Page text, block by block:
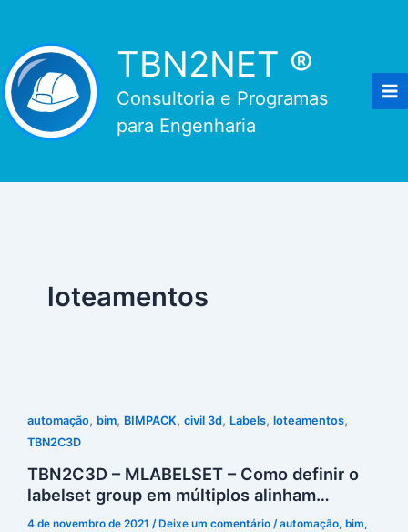
conteúdo
TBN2NET ®
Consultoria e Programas
para Engenharia
loteamentos
automação, bim, BIMPACK, civil 3d, Labels, loteamentos,
TBN2C3D
TBN2C3D – MLABELSET – Como definir o
labelset group em múltiplos alinham…
4 de novembro de 2021 / Deixe um comentário /automação, bim,